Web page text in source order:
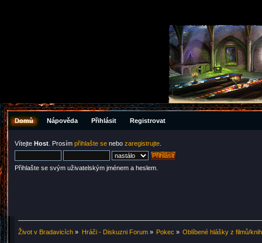
Domů Nápověda Přihlásit Registrovat
Vítejte Host . Prosím přihlašte se nebo zaregistrujte
Přihlašte se svým uživatelským jménem a heslem.
Život v Bradavicích » Hráči - Diskuzni Forum» Pokec » Oblíbené hlášky z filmů/knih